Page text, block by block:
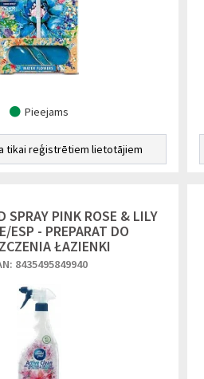
Pieejams
tikai reģistrētiem lietotājiem
SPRAY PINK ROSE & LILY
ESP - PREPARAT DO
ŁAZIENKI
8435495849940